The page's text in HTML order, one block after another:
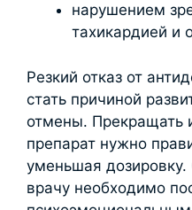
нарушением
тахикардией и
Резкий отказ от
стать причиной
отмены. Прекращать
препарат нужно
уменьшая
врачу необходимо